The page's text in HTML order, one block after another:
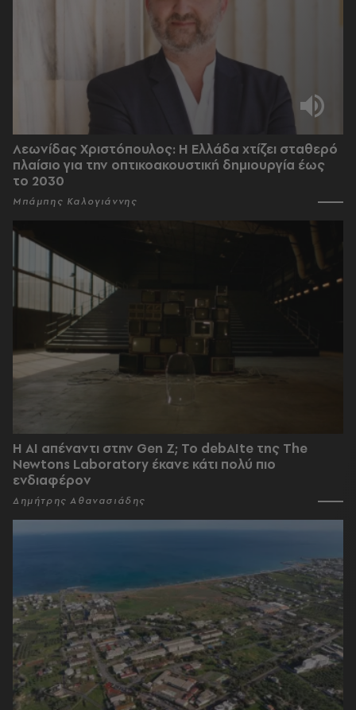
Λεωνίδας Χριστόπουλος: Η Ελλάδα χτίζει σταθερό
πλαίσιο για την οπτικοακουστική δημιουργία έως
το 2030
Μπάμπης Καλογιάννης
Η AI απέναντι στην Gen Z; Το debAIte της The
Newtons Laboratory έκανε κάτι πολύ πιο
ενδιαφέρον
Δημήτρης Αθανασιάδης